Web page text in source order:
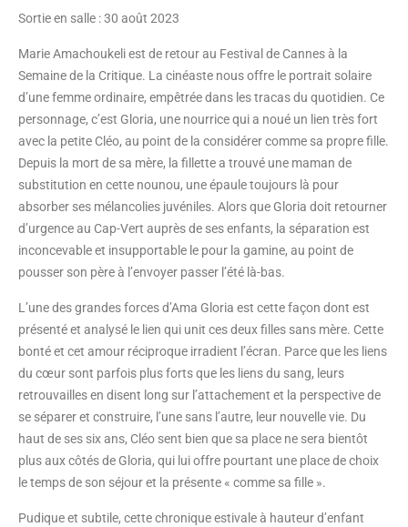
Sortie en salle : 30 août 2023
Marie Amachoukeli est de retour au Festival de Cannes à la
Semaine de la Critique. La cinéaste nous offre le portrait solaire
d’une femme ordinaire, empêtrée dans les tracas du quotidien. Ce
personnage, c’est Gloria, une nourrice qui a noué un lien très fort
avec la petite Cléo, au point de la considérer comme sa propre fille.
Depuis la mort de sa mère, la fillette a trouvé une maman de
substitution en cette nounou, une épaule toujours là pour
absorber ses mélancolies juvéniles. Alors que Gloria doit retourner
d’urgence au Cap-Vert auprès de ses enfants, la séparation est
inconcevable et insupportable le pour la gamine, au point de
pousser son père à l’envoyer passer l’été là-bas.
L’une des grandes forces d’Ama Gloria est cette façon dont est
présenté et analysé le lien qui unit ces deux filles sans mère. Cette
bonté et cet amour réciproque irradient l’écran. Parce que les liens
du cœur sont parfois plus forts que les liens du sang, leurs
retrouvailles en disent long sur l’attachement et la perspective de
se séparer et construire, l’une sans l’autre, leur nouvelle vie. Du
haut de ses six ans, Cléo sent bien que sa place ne sera bientôt
plus aux côtés de Gloria, qui lui offre pourtant une place de choix
le temps de son séjour et la présente « comme sa fille ».
Pudique et subtile, cette chronique estivale à hauteur d’enfant